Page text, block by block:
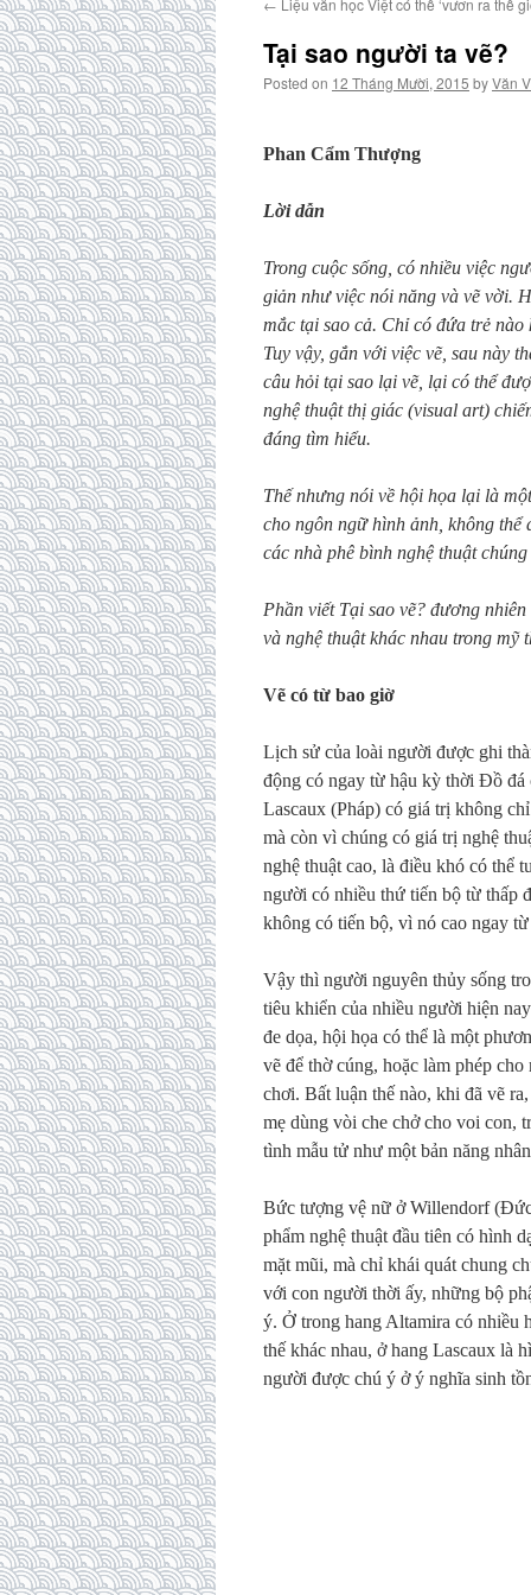
← Liệu văn học Việt có thể ‘vươn ra thế
Tại sao người ta vẽ?
Posted on 12 Tháng Mười, 2015 byVăn
Phan Cẩm Thượng
Lời dẫn
Trong cuộc sống, có nhiều việc
giản như việc nói năng và vẽ vời.
mắc tại sao cả. Chỉ có đứa trẻ
Tuy vậy, gắn với việc vẽ, sau này
câu hỏi tại sao lại vẽ, lại có thể
nghệ thuật thị giác (visual art)
đáng tìm hiểu.
Thế nhưng nói về hội họa lại là
cho ngôn ngữ hình ảnh, không
các nhà phê bình nghệ thuật
Phần viết Tại sao vẽ? đương
và nghệ thuật khác nhau trong mỹ
Vẽ có từ bao giờ
Lịch sử của loài người được ghi
động có ngay từ hậu kỳ thời Đồ
Lascaux (Pháp) có giá trị không
mà còn vì chúng có giá trị nghệ
nghệ thuật cao, là điều khó có thể
người có nhiều thứ tiến bộ từ thấp
không có tiến bộ, vì nó cao ngay
Vậy thì người nguyên thủy sống
tiêu khiển của nhiều người hiện
đe dọa, hội họa có thể là một
vẽ để thờ cúng, hoặc làm phép
chơi. Bất luận thế nào, khi đã vẽ
mẹ dùng vòi che chở cho voi con,
tình mẫu tử như một bản năng
Bức tượng vệ nữ ở Willendorf
phẩm nghệ thuật đầu tiên có hình
mặt mũi, mà chỉ khái quát chung
với con người thời ấy, những bộ
ý. Ở trong hang Altamira có nhiều
thế khác nhau, ở hang Lascaux là
người được chú ý ở ý nghĩa sinh